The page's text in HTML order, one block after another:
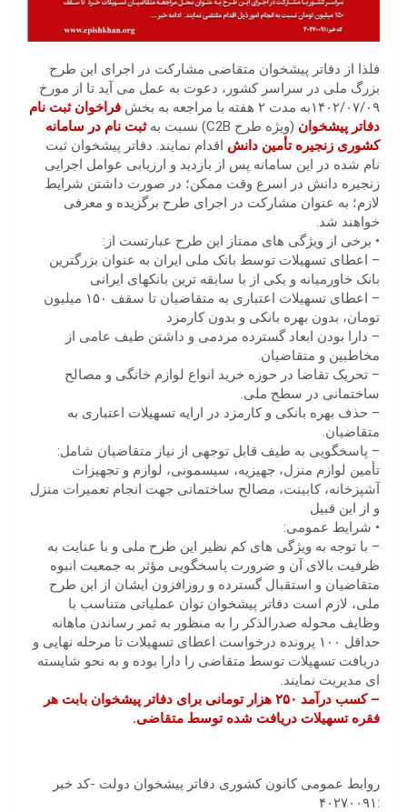
فلذا از دفاتر پیشخوان متقاضی مشارکت در اجرای این طرح
بزرگ ملی در سراسر کشور، دعوت به عمل می آید تا از مورخ
۱۴۰۲/۰۷/۰۹به مدت ۲ هفته با مراجعه به بخش
فراخوان ثبت نام
دفاتر پیشخوان (ویژه طرح C2B) نسبت به
ثبت نام در سامانه
کشوری زنجیره تأمین دانش اقدام نمایند. دفاتر پیشخوان ثبت
نام شده در این سامانه پس از بازدید و ارزیابی عوامل اجرایی
زنجیره دانش در اسرع وقت ممکن؛ در صورت داشتن شرایط
لازم؛ به عنوان مشارکت در اجرای طرح برگزیده و معرفی
خواهند شد.
• برخی از ویژگی های ممتاز این طرح عبارتست از:
– اعطای تسهیلات توسط بانک ملی ایران به عنوان بزرگترین
بانک خاورمیانه و یکی از با سابقه ترین بانکهای ایرانی
– اعطای تسهیلات اعتباری به متقاضیان تا سقف ۱۵۰ میلیون
تومان، بدون بهره بانکی و بدون کارمزد
– دارا بودن ابعاد گسترده مردمی و داشتن طیف عامی از
مخاطبین و متقاضیان.
– تحریک تقاضا در حوزه خرید انواع لوازم خانگی و مصالح
ساختمانی در سطح ملی.
– حذف بهره بانکی و کارمزد در ارایه تسهیلات اعتباری به
متقاضیان.
– پاسخگویی به طیف قابل توجهی از نیاز متقاضیان شامل:
تأمین لوازم منزل، جهیزیه، سیسمونی، لوازم و تجهیزات
آشپزخانه، کابینت، مصالح ساختمانی جهت انجام تعمیرات منزل
و از این قبیل
• شرایط عمومی:
– با توجه به ویژگی های کم نظیر این طرح ملی و با عنایت به
ظرفیت بالای آن و ضرورت پاسخگویی مؤثر به جمعیت انبوه
متقاضیان و استقبال گسترده و روزافزون ایشان از این طرح
ملی، لازم است دفاتر پیشخوان توان عملیاتی متناسب با
وظایف محوله صدرالذکر را به منظور به ثمر رساندن ماهانه
حداقل ۱۰۰ پرونده درخواست اعطای تسهیلات تا مرحله نهایی و
دریافت تسهیلات توسط متقاضی را دارا بوده و به نحو شایسته
ای مدیریت نمایند.
– کسب درآمد ۲۵۰ هزار تومانی برای دفاتر پیشخوان بابت هر
فقره تسهیلات دریافت شده توسط متقاضی.
روابط عمومی کانون کشوری دفاتر پیشخوان دولت -کد خبر
:۴۰۲۷۰۰۹۱